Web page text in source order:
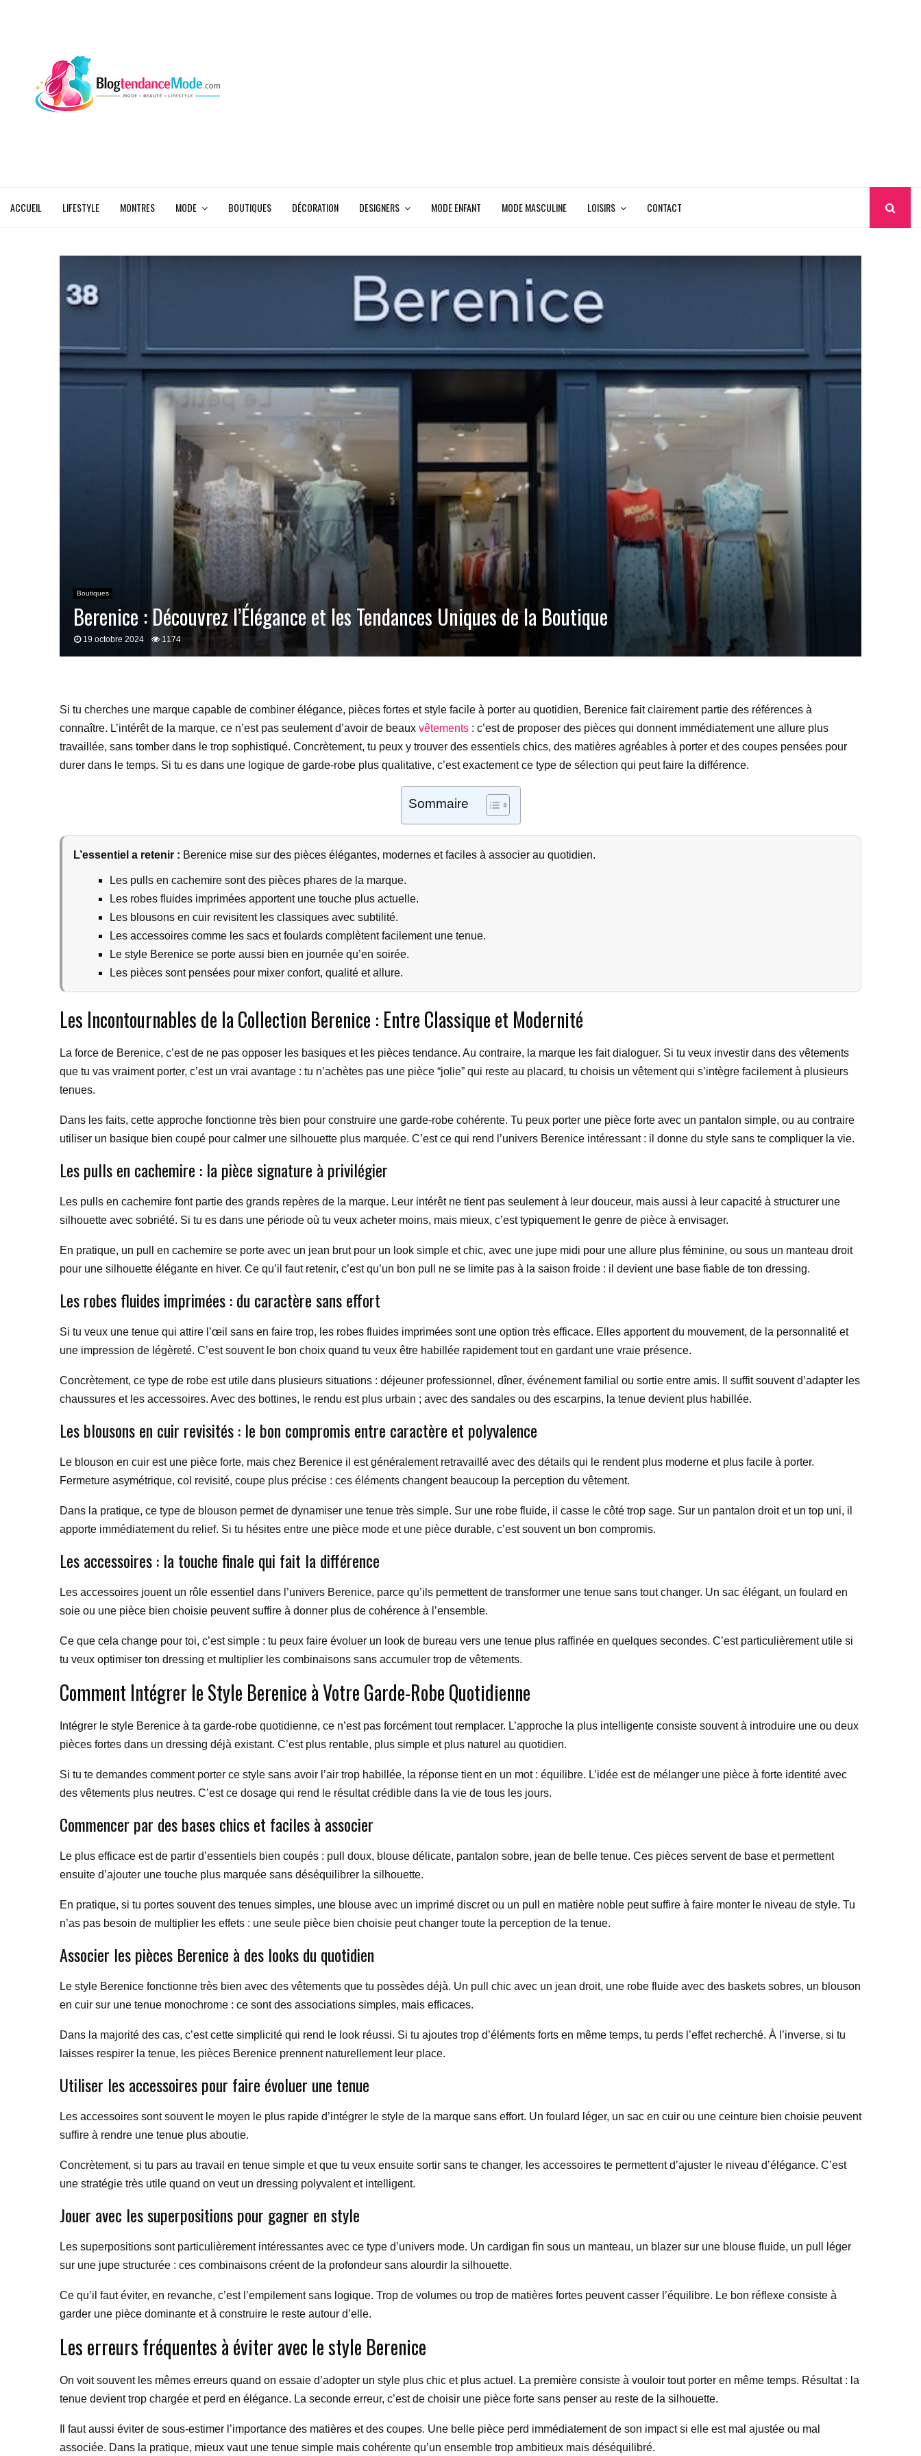
ACCUEIL LIFESTYLE MONTRES MODE BOUTIQUES DÉCORATION DESIGNERS MODE ENFANT MODE MASCULINE LOISIRS CONTACT
Boutiques
Berenice : Découvrez l’Élégance et les Tendances Uniques de la Boutique
19 octobre 2024 1174
Si tu cherches une marque capable de combiner élégance, pièces fortes et style facile à porter au quotidien, Berenice fait clairement partie des références à
connaître. L’intérêt de la marque, ce n’est pas seulement d’avoir de beaux vêtements : c’est de proposer des pièces qui donnent immédiatement une allure plus
travaillée, sans tomber dans le trop sophistiqué. Concrètement, tu peux y trouver des essentiels chics, des matières agréables à porter et des coupes pensées pour
durer dans le temps. Si tu es dans une logique de garde-robe plus qualitative, c’est exactement ce type de sélection qui peut faire la différence.
Sommaire
L’essentiel a retenir : Berenice mise sur des pièces élégantes, modernes et faciles à associer au quotidien.
Les pulls en cachemire sont des pièces phares de la marque.
Les robes fluides imprimées apportent une touche plus actuelle.
Les blousons en cuir revisitent les classiques avec subtilité.
Les accessoires comme les sacs et foulards complètent facilement une tenue.
Le style Berenice se porte aussi bien en journée qu’en soirée.
Les pièces sont pensées pour mixer confort, qualité et allure.
Les Incontournables de la Collection Berenice : Entre Classique et Modernité
La force de Berenice, c’est de ne pas opposer les basiques et les pièces tendance. Au contraire, la marque les fait dialoguer. Si tu veux investir dans des vêtements
que tu vas vraiment porter, c’est un vrai avantage : tu n’achètes pas une pièce “jolie” qui reste au placard, tu choisis un vêtement qui s’intègre facilement à plusieurs
tenues.
Dans les faits, cette approche fonctionne très bien pour construire une garde-robe cohérente. Tu peux porter une pièce forte avec un pantalon simple, ou au contraire
utiliser un basique bien coupé pour calmer une silhouette plus marquée. C’est ce qui rend l’univers Berenice intéressant : il donne du style sans te compliquer la vie.
Les pulls en cachemire : la pièce signature à privilégier
Les pulls en cachemire font partie des grands repères de la marque. Leur intérêt ne tient pas seulement à leur douceur, mais aussi à leur capacité à structurer une
silhouette avec sobriété. Si tu es dans une période où tu veux acheter moins, mais mieux, c’est typiquement le genre de pièce à envisager.
En pratique, un pull en cachemire se porte avec un jean brut pour un look simple et chic, avec une jupe midi pour une allure plus féminine, ou sous un manteau droit
pour une silhouette élégante en hiver. Ce qu’il faut retenir, c’est qu’un bon pull ne se limite pas à la saison froide : il devient une base fiable de ton dressing.
Les robes fluides imprimées : du caractère sans effort
Si tu veux une tenue qui attire l’œil sans en faire trop, les robes fluides imprimées sont une option très efficace. Elles apportent du mouvement, de la personnalité et
une impression de légèreté. C’est souvent le bon choix quand tu veux être habillée rapidement tout en gardant une vraie présence.
Concrètement, ce type de robe est utile dans plusieurs situations : déjeuner professionnel, dîner, événement familial ou sortie entre amis. Il suffit souvent d’adapter les
chaussures et les accessoires. Avec des bottines, le rendu est plus urbain ; avec des sandales ou des escarpins, la tenue devient plus habillée.
Les blousons en cuir revisités : le bon compromis entre caractère et polyvalence
Le blouson en cuir est une pièce forte, mais chez Berenice il est généralement retravaillé avec des détails qui le rendent plus moderne et plus facile à porter.
Fermeture asymétrique, col revisité, coupe plus précise : ces éléments changent beaucoup la perception du vêtement.
Dans la pratique, ce type de blouson permet de dynamiser une tenue très simple. Sur une robe fluide, il casse le côté trop sage. Sur un pantalon droit et un top uni, il
apporte immédiatement du relief. Si tu hésites entre une pièce mode et une pièce durable, c’est souvent un bon compromis.
Les accessoires : la touche finale qui fait la différence
Les accessoires jouent un rôle essentiel dans l’univers Berenice, parce qu’ils permettent de transformer une tenue sans tout changer. Un sac élégant, un foulard en
soie ou une pièce bien choisie peuvent suffire à donner plus de cohérence à l’ensemble.
Ce que cela change pour toi, c’est simple : tu peux faire évoluer un look de bureau vers une tenue plus raffinée en quelques secondes. C’est particulièrement utile si
tu veux optimiser ton dressing et multiplier les combinaisons sans accumuler trop de vêtements.
Comment Intégrer le Style Berenice à Votre Garde-Robe Quotidienne
Intégrer le style Berenice à ta garde-robe quotidienne, ce n’est pas forcément tout remplacer. L’approche la plus intelligente consiste souvent à introduire une ou deux
pièces fortes dans un dressing déjà existant. C’est plus rentable, plus simple et plus naturel au quotidien.
Si tu te demandes comment porter ce style sans avoir l’air trop habillée, la réponse tient en un mot : équilibre. L’idée est de mélanger une pièce à forte identité avec
des vêtements plus neutres. C’est ce dosage qui rend le résultat crédible dans la vie de tous les jours.
Commencer par des bases chics et faciles à associer
Le plus efficace est de partir d’essentiels bien coupés : pull doux, blouse délicate, pantalon sobre, jean de belle tenue. Ces pièces servent de base et permettent
ensuite d’ajouter une touche plus marquée sans déséquilibrer la silhouette.
En pratique, si tu portes souvent des tenues simples, une blouse avec un imprimé discret ou un pull en matière noble peut suffire à faire monter le niveau de style. Tu
n’as pas besoin de multiplier les effets : une seule pièce bien choisie peut changer toute la perception de la tenue.
Associer les pièces Berenice à des looks du quotidien
Le style Berenice fonctionne très bien avec des vêtements que tu possèdes déjà. Un pull chic avec un jean droit, une robe fluide avec des baskets sobres, un blouson
en cuir sur une tenue monochrome : ce sont des associations simples, mais efficaces.
Dans la majorité des cas, c’est cette simplicité qui rend le look réussi. Si tu ajoutes trop d’éléments forts en même temps, tu perds l’effet recherché. À l’inverse, si tu
laisses respirer la tenue, les pièces Berenice prennent naturellement leur place.
Utiliser les accessoires pour faire évoluer une tenue
Les accessoires sont souvent le moyen le plus rapide d’intégrer le style de la marque sans effort. Un foulard léger, un sac en cuir ou une ceinture bien choisie peuvent
suffire à rendre une tenue plus aboutie.
Concrètement, si tu pars au travail en tenue simple et que tu veux ensuite sortir sans te changer, les accessoires te permettent d’ajuster le niveau d’élégance. C’est
une stratégie très utile quand on veut un dressing polyvalent et intelligent.
Jouer avec les superpositions pour gagner en style
Les superpositions sont particulièrement intéressantes avec ce type d’univers mode. Un cardigan fin sous un manteau, un blazer sur une blouse fluide, un pull léger
sur une jupe structurée : ces combinaisons créent de la profondeur sans alourdir la silhouette.
Ce qu’il faut éviter, en revanche, c’est l’empilement sans logique. Trop de volumes ou trop de matières fortes peuvent casser l’équilibre. Le bon réflexe consiste à
garder une pièce dominante et à construire le reste autour d’elle.
Les erreurs fréquentes à éviter avec le style Berenice
On voit souvent les mêmes erreurs quand on essaie d’adopter un style plus chic et plus actuel. La première consiste à vouloir tout porter en même temps. Résultat : la
tenue devient trop chargée et perd en élégance. La seconde erreur, c’est de choisir une pièce forte sans penser au reste de la silhouette.
Il faut aussi éviter de sous-estimer l’importance des matières et des coupes. Une belle pièce perd immédiatement de son impact si elle est mal ajustée ou mal
associée. Dans la pratique, mieux vaut une tenue simple mais cohérente qu’un ensemble trop ambitieux mais déséquilibré.